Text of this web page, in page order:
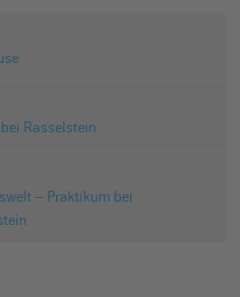
Rasselstein
– Praktikum bei